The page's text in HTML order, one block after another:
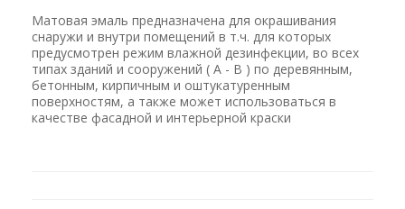
Матовая эмаль предназначена для окрашивания
снаружи и внутри помещений в т.ч. для которых
предусмотрен режим влажной дезинфекции, во всех
типах зданий и сооружений ( А - В ) по деревянным,
бетонным, кирпичным и оштукатуренным
поверхностям, а также может использоваться в
качестве фасадной и интерьерной краски